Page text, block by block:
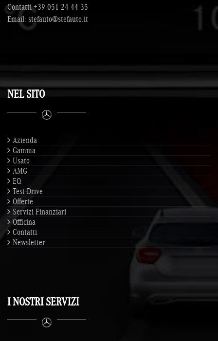
Contatti+39 051 24 44 35
Email: stefauto@stefauto.it
NEL SITO
Azienda
Gamma
Usato
AMG
EQ
Test-Drive
Offerte
Servizi Finanziari
Officina
Contatti
Newsletter
I NOSTRI SERVIZI